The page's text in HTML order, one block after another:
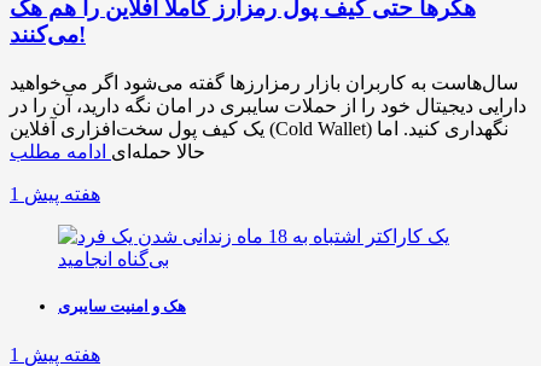
هکرها حتی کیف پول رمزارز کاملاً آفلاین را هم هک
می‌کنند!
سال‌هاست به کاربران بازار رمزارزها گفته می‌شود اگر می‌خواهید
دارایی دیجیتال خود را از حملات سایبری در امان نگه دارید، آن را در
یک کیف پول سخت‌افزاری آفلاین (Cold Wallet) نگهداری کنید. اما
حالا حمله‌ای ادامه مطلب
1 هفته پیش
هک و امنیت سایبری
1 هفته پیش